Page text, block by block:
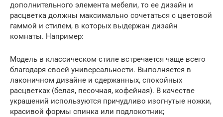
дополнительного элемента мебели, то ее дизайн и
расцветка должны максимально сочетаться с цветовой
гаммой и стилем, в которых выдержан дизайн
комнаты. Например:
Модель в классическом стиле встречается чаще всего
благодаря своей универсальности. Выполняется в
лаконичном дизайне и сдержанных, спокойных
расцветках (белая, песочная, кофейная). В качестве
украшений используются причудливо изогнутые ножки,
красивой формы спинка или подлокотник;